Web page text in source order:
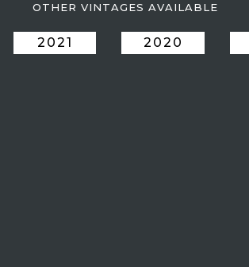
OTHER VINTAGES AVAILABLE
2021 2020